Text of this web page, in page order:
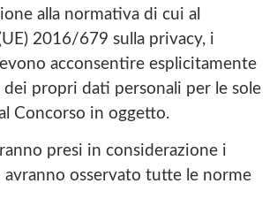
alla normativa di cui al
2016/679 sulla privacy, i
acconsentire esplicitamente
propri dati personali per le sole
Concorso in oggetto.
presi in considerazione i
avranno osservato tutte le norme